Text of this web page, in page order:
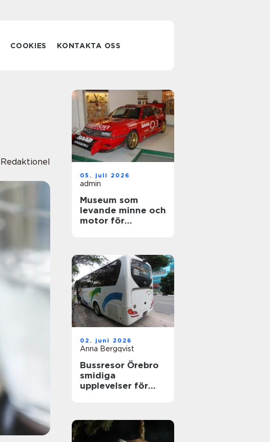
COOKIES KONTAKTA OSS
Redaktionel
05. juli 2026
admin
Museum som
levande minne och
motor för
02. juni 2026
Anna Bergqvist
Bussresor Örebro
smidiga
upplevelser för